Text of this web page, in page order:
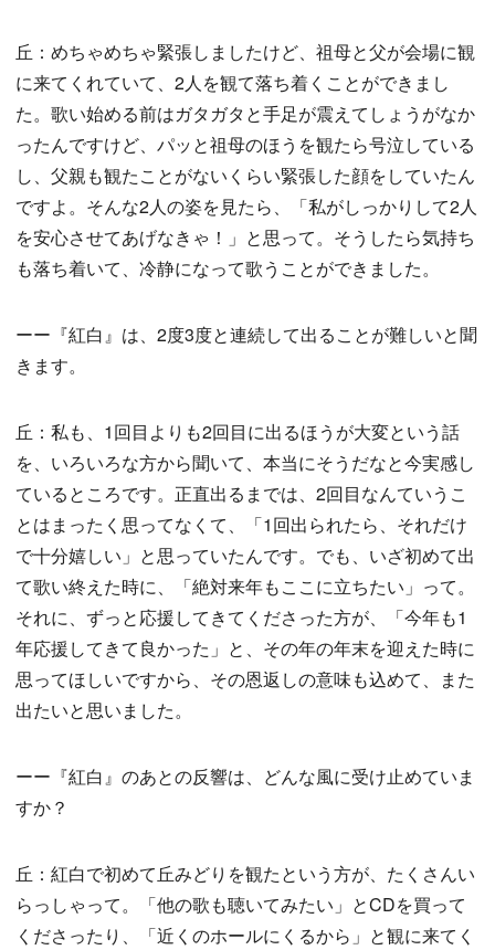
丘：めちゃめちゃ緊張しましたけど、祖母と父が会場に観
に来てくれていて、2人を観て落ち着くことができまし
た。歌い始める前はガタガタと手足が震えてしょうがなか
ったんですけど、パッと祖母のほうを観たら号泣している
し、父親も観たことがないくらい緊張した顔をしていたん
ですよ。そんな2人の姿を見たら、「私がしっかりして2人
を安心させてあげなきゃ！」と思って。そうしたら気持ち
も落ち着いて、冷静になって歌うことができました。
ーー『紅白』は、2度3度と連続して出ることが難しいと聞
きます。
丘：私も、1回目よりも2回目に出るほうが大変という話
を、いろいろな方から聞いて、本当にそうだなと今実感し
ているところです。正直出るまでは、2回目なんていうこ
とはまったく思ってなくて、「1回出られたら、それだけ
で十分嬉しい」と思っていたんです。でも、いざ初めて出
て歌い終えた時に、「絶対来年もここに立ちたい」って。
それに、ずっと応援してきてくださった方が、「今年も1
年応援してきて良かった」と、その年の年末を迎えた時に
思ってほしいですから、その恩返しの意味も込めて、また
出たいと思いました。
ーー『紅白』のあとの反響は、どんな風に受け止めていま
すか？
丘：紅白で初めて丘みどりを観たという方が、たくさんい
らっしゃって。「他の歌も聴いてみたい」とCDを買って
くださったり、「近くのホールにくるから」と観に来てく